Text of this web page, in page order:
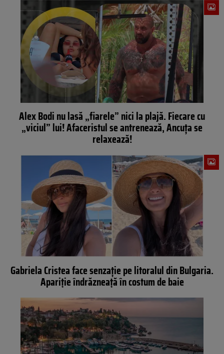
Alex Bodi nu lasă „fiarele” nici la plajă. Fiecare cu
„viciul” lui! Afaceristul se antrenează, Ancuța se
relaxează!
Gabriela Cristea face senzație pe litoralul din Bulgaria.
Apariție îndrăzneață în costum de baie